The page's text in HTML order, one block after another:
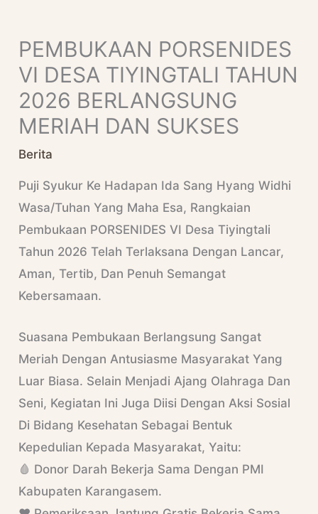
ContentPEMBUKAAN PORSENIDES
VI DESA TIYINGTALI TAHUN
2026 BERLANGSUNG
MERIAH DAN SUKSES
Berita
Puji Syukur Ke Hadapan Ida Sang Hyang Widhi
Wasa/Tuhan Yang Maha Esa, Rangkaian
Pembukaan PORSENIDES VI Desa Tiyingtali
Tahun 2026 Telah Terlaksana Dengan Lancar,
Aman, Tertib, Dan Penuh Semangat
Kebersamaan.
Suasana Pembukaan Berlangsung Sangat
Meriah Dengan Antusiasme Masyarakat Yang
Luar Biasa. Selain Menjadi Ajang Olahraga Dan
Seni, Kegiatan Ini Juga Diisi Dengan Aksi Sosial
Di Bidang Kesehatan Sebagai Bentuk
Kepedulian Kepada Masyarakat, Yaitu:
🩸 Donor Darah Bekerja Sama Dengan PMI
Kabupaten Karangasem.
A
C
H